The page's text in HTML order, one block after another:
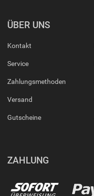
ÜBER UNS
Kontakt
Service
Zahlungsmethoden
Versand
Gutscheine
ZAHLUNG